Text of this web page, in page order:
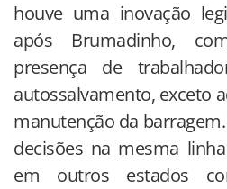
houve uma inovação
após Brumadinho,
presença de
autossalvamento, exceto
manutenção da
decisões na mesma
em outros estados